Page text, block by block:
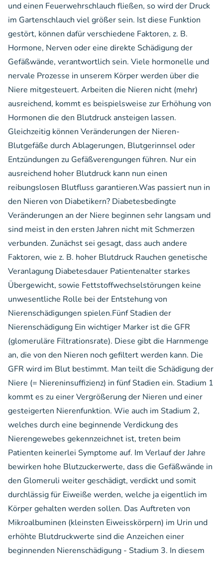
und einen Feuerwehrschlauch fließen, so wird der Druck
im Gartenschlauch viel größer sein. Ist diese Funktion
gestört, können dafür verschiedene Faktoren, z. B.
Hormone, Nerven oder eine direkte Schädigung der
Gefäßwände, verantwortlich sein. Viele hormonelle und
nervale Prozesse in unserem Körper werden über die
Niere mitgesteuert. Arbeiten die Nieren nicht (mehr)
ausreichend, kommt es beispielsweise zur Erhöhung von
Hormonen die den Blutdruck ansteigen lassen.
Gleichzeitig können Veränderungen der Nieren-
Blutgefäße durch Ablagerungen, Blutgerinnsel oder
Entzündungen zu Gefäßverengungen führen. Nur ein
ausreichend hoher Blutdruck kann nun einen
reibungslosen Blutfluss garantieren.Was passiert nun in
den Nieren von Diabetikern? Diabetesbedingte
Veränderungen an der Niere beginnen sehr langsam und
sind meist in den ersten Jahren nicht mit Schmerzen
verbunden. Zunächst sei gesagt, dass auch andere
Faktoren, wie z. B. hoher Blutdruck Rauchen genetische
Veranlagung Diabetesdauer Patientenalter starkes
Übergewicht, sowie Fettstoffwechselstörungen keine
unwesentliche Rolle bei der Entstehung von
Nierenschädigungen spielen.Fünf Stadien der
Nierenschädigung Ein wichtiger Marker ist die GFR
(glomeruläre Filtrationsrate). Diese gibt die Harnmenge
an, die von den Nieren noch gefiltert werden kann. Die
GFR wird im Blut bestimmt. Man teilt die Schädigung der
Niere (= Niereninsuffizienz) in fünf Stadien ein. Stadium 1
kommt es zu einer Vergrößerung der Nieren und einer
gesteigerten Nierenfunktion. Wie auch im Stadium 2,
welches durch eine beginnende Verdickung des
Nierengewebes gekennzeichnet ist, treten beim
Patienten keinerlei Symptome auf. Im Verlauf der Jahre
bewirken hohe Blutzuckerwerte, dass die Gefäßwände in
den Glomeruli weiter geschädigt, verdickt und somit
durchlässig für Eiweiße werden, welche ja eigentlich im
Körper gehalten werden sollen. Das Auftreten von
Mikroalbuminen (kleinsten Eiweisskörpern) im Urin und
erhöhte Blutdruckwerte sind die Anzeichen einer
beginnenden Nierenschädigung - Stadium 3. In diesem